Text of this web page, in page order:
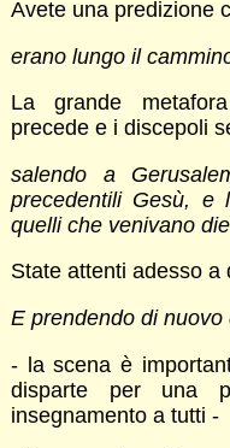
Avete una predizione
erano lungo il
La grande
precede e i discepoli
salendo a
precedentili Gesù, e
quelli che venivano
State attenti adesso a
E prendendo di nuovo
- la scena è
disparte per una
insegnamento a tutti -